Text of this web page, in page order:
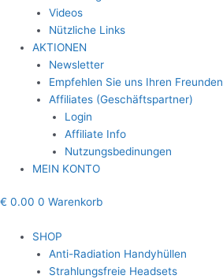
Videos
Nützliche Links
AKTIONEN
Newsletter
Empfehlen Sie uns Ihren Freunden
Affiliates (Geschäftspartner)
Login
Affiliate Info
Nutzungsbedinungen
MEIN KONTO
€ 0.00 0 Warenkorb
SHOP
Anti-Radiation Handyhüllen
Strahlungsfreie Headsets